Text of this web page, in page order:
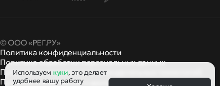
© ООО «РЕГ.РУ»
Политика конфиденциальности
Политика обработки персональных данных
Правила применения рекомендательных технологий
Правила пользованияи другие правила и политики
Используем куки, это делает
удобнее вашу работу